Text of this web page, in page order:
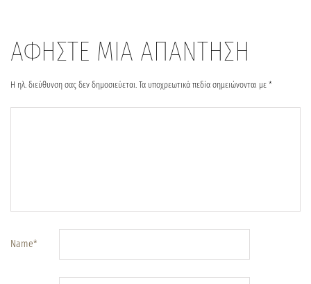
ΑΦΗΣΤΕ ΜΙΑ ΑΠΑΝΤΗΣΗ
Η ηλ. διεύθυνση σας δεν δημοσιεύεται. Τα υποχρεωτικά πεδία σημειώνονται με *
Name*